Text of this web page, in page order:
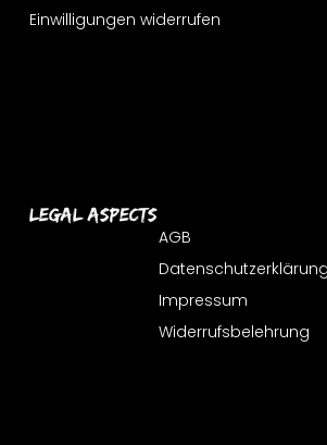
Einwilligungen widerrufen
Legal Aspects
AGB
Datenschutzerklärung
Impressum
Widerrufsbelehrung